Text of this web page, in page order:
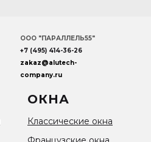
ООО "ПАРАЛЛЕЛЬ55"
+7 (495) 414-36-26
zakaz@alutech-
company.ru
ОКНА
Классические окна